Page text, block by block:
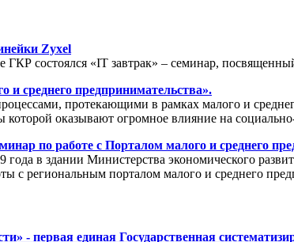
Zyxel
ГКР состоялся «IT завтрак» – семинар,
среднего предпринимательства».
протекающими в рамках малого и
которой оказывают огромное влияние на
по работе с Порталом малого и среднего
года в здании Министерства экономического
с региональным порталом малого и среднего
- первая единая Государственная